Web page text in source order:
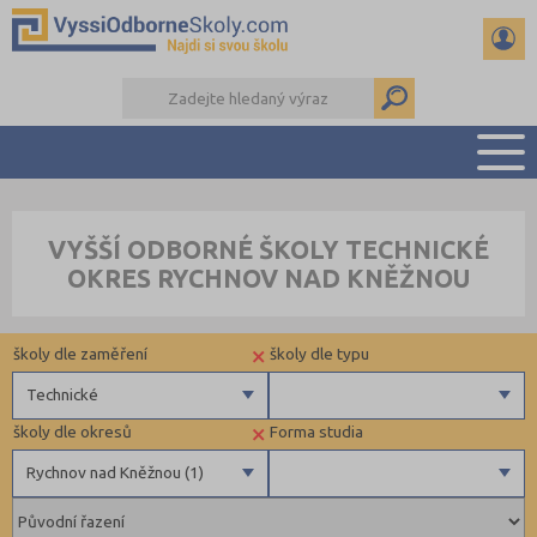
PŘÍPRAVA NA PŘIJÍMAČKY
KALENDÁŘ AKCÍ
DALŠÍ DRUHY ŠKOL
VYŠŠÍ ODBORNÉ ŠKOLY TECHNICKÉ
OKRES RYCHNOV NAD KNĚŽNOU
Forma studia
×
Rychnov nad Kněžnou (1)
školy dle okresů
Brno-město (1)
školy dle typu
Veřejné
×
Technické
školy dle zaměření
Zdravotnické
Ekonomické
Pedagogické